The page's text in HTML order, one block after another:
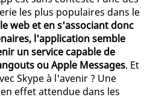
les plus populaires dans le
web et en s'associant donc
l'application semble
un service capable de
ou Apple Messages. Et
Skype à l'avenir ? Une
effet attendue dans les